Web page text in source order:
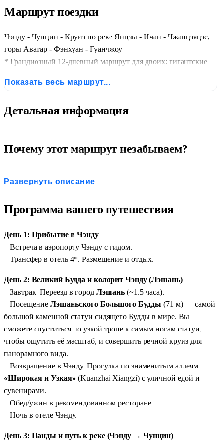
Маршрут поездки
Чэнду - Чунцин - Круиз по реке Янцзы - Ичан - Чжанцзяцзе,
горы Аватар - Фэнхуан - Гуанчжоу
* Грандиозный 12-дневный маршрут для двоих: гигантские
парящие скалы Чжанцзяцзе («Аватар»), древний город
Русскоговорящий гид (в Чунцине — англоязычный на
Показать весь маршрут...
Детальная информация
Почему этот маршрут незабываем?
круизном лайнере по Янцзы — единственный способ
Силин, а также грандиозную дамбу «Три Ущелья» с
Киношные декорации наяву:
оригинальные локации фильма «Аватар» в Чжанцзяцзе,
прогуляетесь по самому высокому стеклянному мосту и
Встреча с символами:
От гигантских панд в их
естественной среде до самого большого сидячего Будды
в Лэшане.
Комфорт высшего класса:
Проживание в отелях 4–5*
и каютах лайнера с полным пансионом, персональный
гид на всех этапах (кроме посадки на круиз в Чунцине).
Развернуть описание
Программа вашего путешествия
День 1: Прибытие в Чэнду
– Встреча в аэропорту Чэнду с гидом.
– Трансфер в отель 4*. Размещение и отдых.
День 2: Великий Будда и колорит Чэнду (Лэшань)
– Завтрак. Переезд в город Лэшань (~1.5 часа).
– Посещение Лэшаньского Большого Будды (71 м) — самой
большой каменной статуи сидящего Будды в мире. Вы
сможете спуститься по узкой тропе к самым ногам статуи,
чтобы ощутить её масштаб, и совершить речной круиз для
панорамного вида.
– Возвращение в Чэнду. Прогулка по знаменитым аллеям
«Широкая и Узкая» (Kuanzhai Xiangzi) с уличной едой и
сувенирами.
– Обед/ужин в рекомендованном ресторане.
– Ночь в отеле Чэнду.
День 3: Панды и путь к реке (Чэнду → Чунцин)